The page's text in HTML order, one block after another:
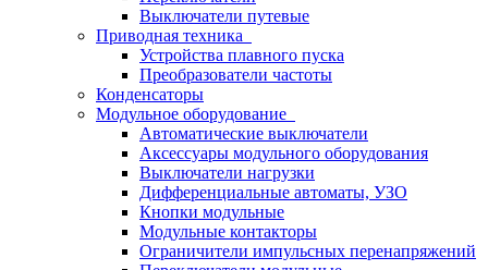
Выключатели путевые
Приводная техника
Устройства плавного пуска
Преобразователи частоты
Конденсаторы
Модульное оборудование
Автоматические выключатели
Аксессуары модульного оборудования
Выключатели нагрузки
Дифференциальные автоматы, УЗО
Кнопки модульные
Модульные контакторы
Ограничители импульсных перенапряжений